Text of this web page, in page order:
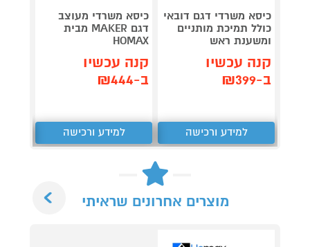
כיסא משרדי דגם דובאי
כולל תמיכת מותניים
ומשענת ראש
קנה עכשיו
ב-₪399
למידע ורכישה
כיסא משרדי מעוצב
דגם MAKER מבית
HOMAX
קנה עכשיו
ב-₪444
למידע ורכישה
מוצרים אחרונים שראיתי